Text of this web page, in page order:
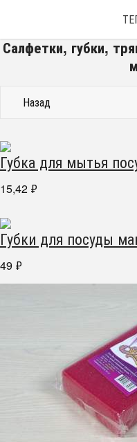
Салфетки, губки,
Назад
Губка для мытья
15,42 ₽
Губки для посуды
49 ₽